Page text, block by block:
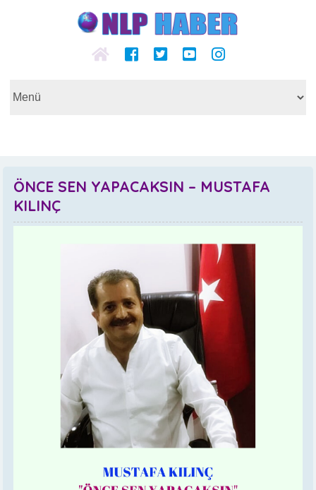
ÖNCE SEN YAPACAKSIN – MUSTAFA
KILINÇ